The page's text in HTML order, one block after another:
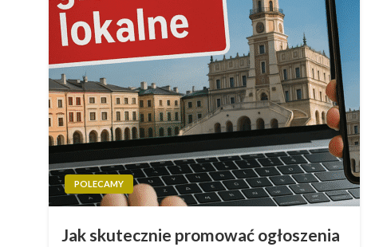
POLECAMY
Jak skutecznie promować ogłoszenia